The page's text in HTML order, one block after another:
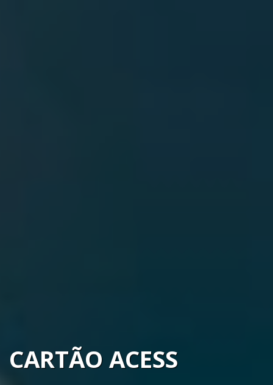
CARTÃO ACESS